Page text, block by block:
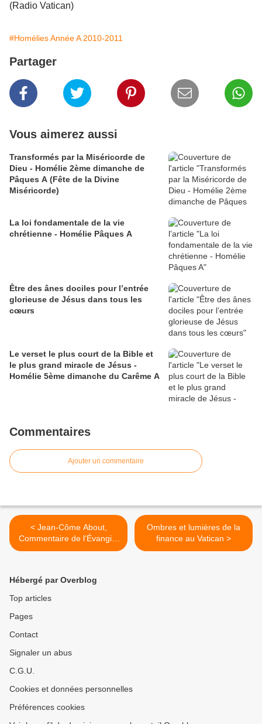
(Radio Vatican)
#Homélies Année A 2010-2011
Partager
Vous aimerez aussi
Transformés par la Miséricorde de
Dieu - Homélie 2ème dimanche de
Pâques A (Fête de la Divine
Miséricorde)
La loi fondamentale de la vie
chrétienne - Homélie Pâques A
Être des ânes dociles pour l’entrée
glorieuse de Jésus dans tous les
cœurs
Le verset le plus court de la Bible et
le plus grand miracle de Jésus -
Homélie 5ème dimanche du Carême A
Commentaires
Ajouter un commentaire
< Jean-Côme About,
Commentaire de l'Évangile
du troisième dimanche du
Ombres et lumières de la
finance au Vatican >
Hébergé par Overblog
Top articles
Pages
Contact
Signaler un abus
C.G.U.
Cookies et données personnelles
Préférences cookies